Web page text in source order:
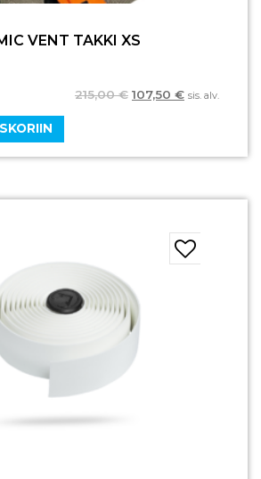
VENT TAKKI XS
215,00€ 107,50 € sis. alv.